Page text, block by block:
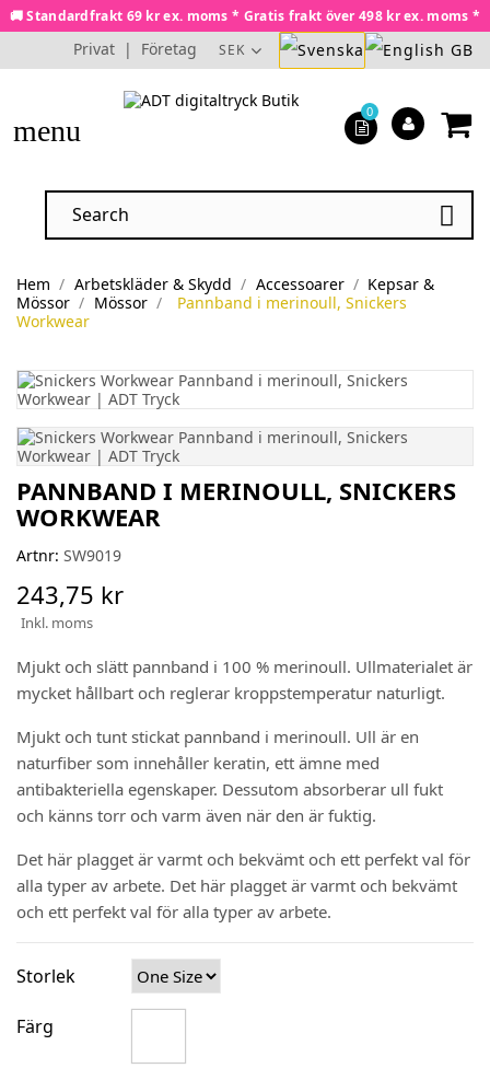
🚚 Standardfrakt 69 kr ex. moms * Gratis frakt över 498 kr ex. moms *
Privat | Företag SEK
menu

0
Hem Arbetskläder & Skydd Accessoarer
Kepsar &
Mössor
Mössor
Pannband i merinoull, Snickers
Workwear
PANNBAND I MERINOULL, SNICKERS
WORKWEAR
Artnr: SW9019
243,75 kr
Inkl. moms
Mjukt och slätt pannband i 100 % merinoull. Ullmaterialet är
mycket hållbart och reglerar kroppstemperatur naturligt.
Mjukt och tunt stickat pannband i merinoull. Ull är en
naturfiber som innehåller keratin, ett ämne med
antibakteriella egenskaper. Dessutom absorberar ull fukt
och känns torr och varm även när den är fuktig.
Det här plagget är varmt och bekvämt och ett perfekt val för
alla typer av arbete. Det här plagget är varmt och bekvämt
och ett perfekt val för alla typer av arbete.
Storlek
Färg